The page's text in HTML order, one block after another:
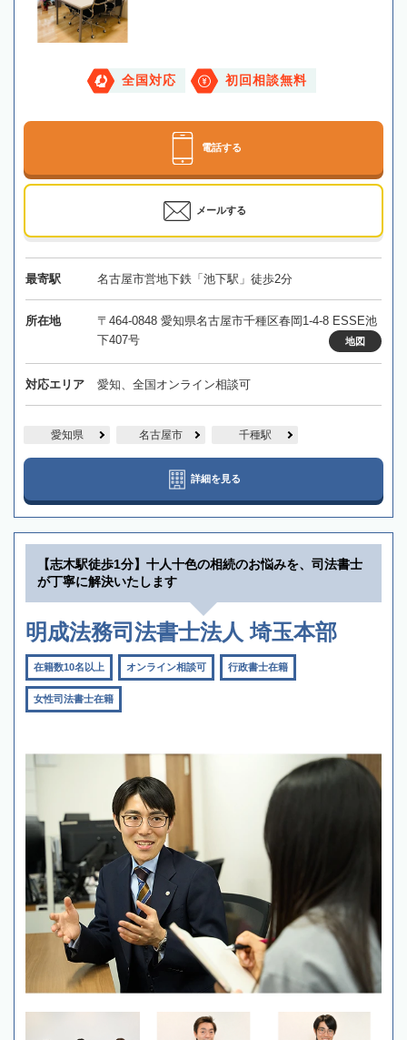
全国対応 初回相談無料
電話する
メールする
最寄駅 名古屋市営地下鉄「池下駅」徒歩2分
所在地
〒464-0848 愛知県名古屋市千種区春岡1-4-8 ESSE池
下407号
地図
対応エリア 愛知、全国オンライン相談可
愛知県 名古屋市 千種駅
詳細を見る
【志木駅徒歩1分】十人十色の相続のお悩みを、司法書士
が丁寧に解決いたします
明成法務司法書士法人 埼玉本部
在籍数10名以上 オンライン相談可 行政書士在籍
女性司法書士在籍